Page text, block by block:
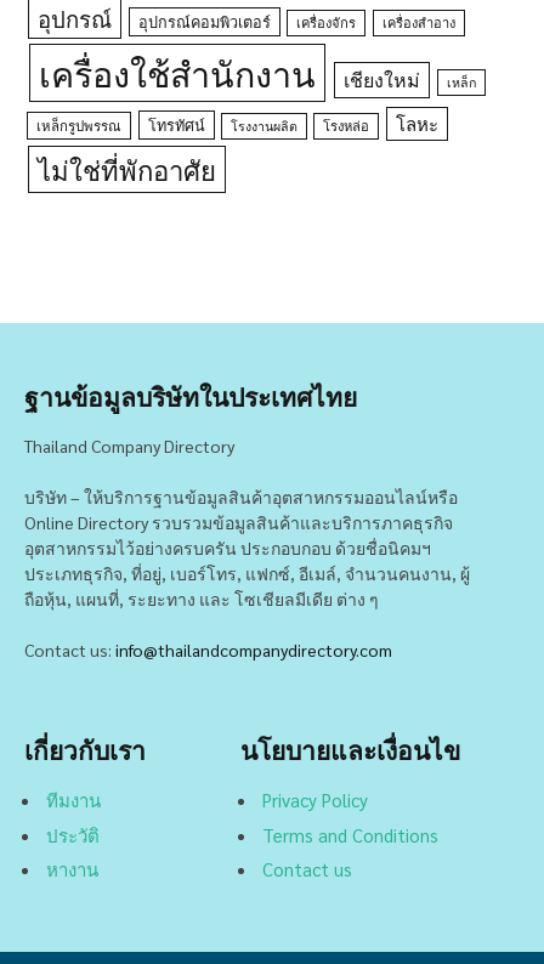
อุปกรณ์ อุปกรณ์คอมพิวเตอร์ เครื่องจักร เครื่องสำอาง
เครื่องใช้สำนักงาน เชียงใหม่ เหล็ก
เหล็กรูปพรรณ โทรทัศน์ โรงงานผลิต โรงหล่อ โลหะ
ไม่ใช่ที่พักอาศัย
ฐานข้อมูลบริษัทในประเทศไทย
Thailand Company Directory
บริษัท – ให้บริการฐานข้อมูลสินค้าอุตสาหกรรมออนไลน์หรือ
Online Directory รวบรวมข้อมูลสินค้าและบริการภาคธุรกิจ
อุตสาหกรรมไว้อย่างครบครัน ประกอบกอบ ด้วยชื่อนิคมฯ
ประเภทธุรกิจ, ที่อยู่, เบอร์โทร, แฟกซ์, อีเมล์, จำนวนคนงาน, ผู้
ถือหุ้น, แผนที่, ระยะทาง และ โซเชียลมีเดีย ต่าง ๆ
Contact us: info@thailandcompanydirectory.com
เกี่ยวกับเรา
ทีมงาน
ประวัติ
หางาน
นโยบายและเงื่อนไข
Privacy Policy
Terms and Conditions
Contact us